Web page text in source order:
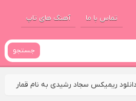
تماس با ما آهنگ های تاپ
جستجو
دانلود ریمیکس سجاد رشیدی به نام قمار